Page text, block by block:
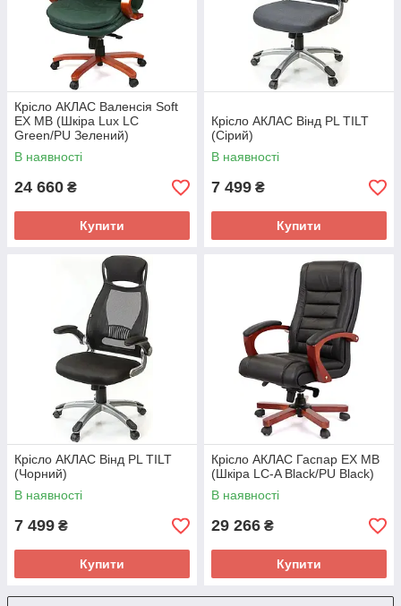
Крісло АКЛАС Валенсія Soft
EX MB (Шкіра Lux LC
Green/PU Зелений)
В наявності
24 660 ₴
Купити
Крісло АКЛАС Вінд PL TILT
(Сірий)
В наявності
7 499 ₴
Купити
Крісло АКЛАС Вінд PL TILT
(Чорний)
В наявності
7 499 ₴
Купити
Крісло АКЛАС Гаспар ЕХ МB
(Шкіра LC-A Black/PU Black)
В наявності
29 266 ₴
Купити